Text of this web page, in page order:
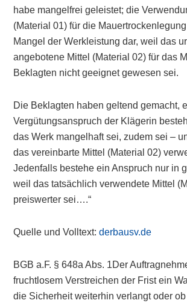
habe mangelfrei geleistet; die
(Material 01) für die
Mangel der Werkleistung dar, weil das
angebotene Mittel (Material 02) für das
Beklagten nicht geeignet gewesen sei.
Die Beklagten haben geltend gemacht,
Vergütungsanspruch der Klägerin
das Werk mangelhaft sei, zudem sei –
das vereinbarte Mittel (Material 02)
Jedenfalls bestehe ein Anspruch nur in
weil das tatsächlich verwendete Mittel
preiswerter sei….“
Quelle und Volltext:derbausv.de
BGB a.F. § 648a Abs. 1Der
fruchtlosem Verstreichen der Frist ein
die Sicherheit weiterhin verlangt oder